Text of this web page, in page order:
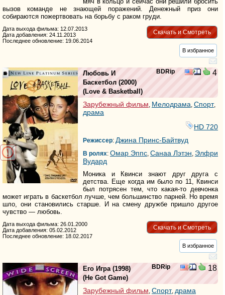
вызов команде не знающей поражений. Денежный приз они
собираются пожертвовать на борьбу с раком груди.
Скачать и Смотреть
Дата выхода фильма: 12.07.2013
Дата добавления: 24.11.2013
Последнее обновление: 19.06.2014
В избранное
BDRip 4
Любовь И
Баскетбол (2000)
(Love & Basketball )
Зарубежный фильм, Мелодрама, Спорт,
драма
HD 720
Режиссер: Джина Принс-Байтвуд
В ролях: Омар Эппс, Санаа Лэтэн, Элфри
Вудард
Моника и Квинси знают друг друга с
детства. Еще когда им было по 11, Квинси
был потрясен тем, что какая-то девчонка
может играть в баскетбол лучше, чем большинство парней. Но время
шло, они становились старше. И на смену дружбе пришло другое
чувство — любовь.
Скачать и Смотреть
Дата выхода фильма: 26.01.2000
Дата добавления: 05.02.2012
Последнее обновление: 18.02.2017
В избранное
BDRip 18
Его Игра (1998)
(He Got Game)
Зарубежный фильм, Спорт, драма